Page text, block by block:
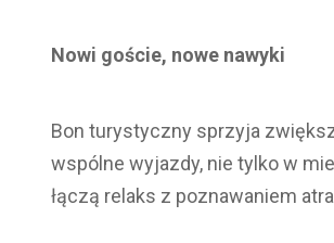
Nowi goście, nowe nawyki
Bon turystyczny sprzyja
wspólne wyjazdy, nie tylko w
łączą relaks z poznawaniem